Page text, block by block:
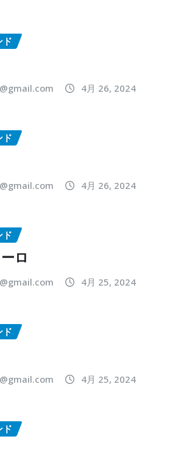
ド
4月 26, 2024
ド
4月 26, 2024
ド
ロ
4月 25, 2024
ド
4月 25, 2024
ド